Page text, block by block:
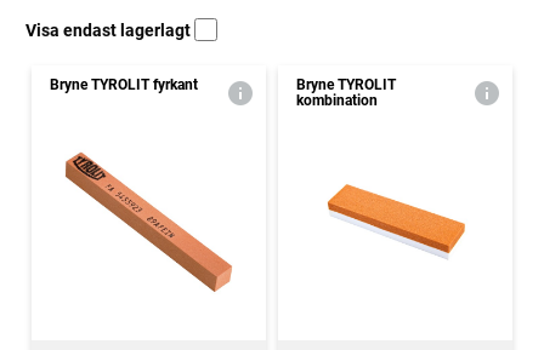
Visa endast lagerlagt
Bryne TYROLIT fyrkant
Bryne TYROLIT
kombination